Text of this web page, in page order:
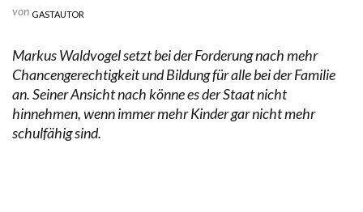
von GASTAUTOR
Markus Waldvogel setzt bei der Forderung nach mehr
Chancengerechtigkeit und Bildung für alle bei der Familie
an. Seiner Ansicht nach könne es der Staat nicht
hinnehmen, wenn immer mehr Kinder gar nicht mehr
schulfähig sind.